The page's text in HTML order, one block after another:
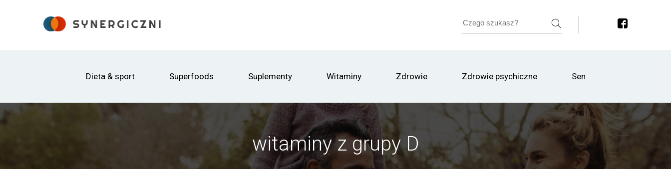
Dieta & sport Superfoods Suplementy Witaminy Zdrowie Zdrowie psychiczne Sen
witaminy z grupy D